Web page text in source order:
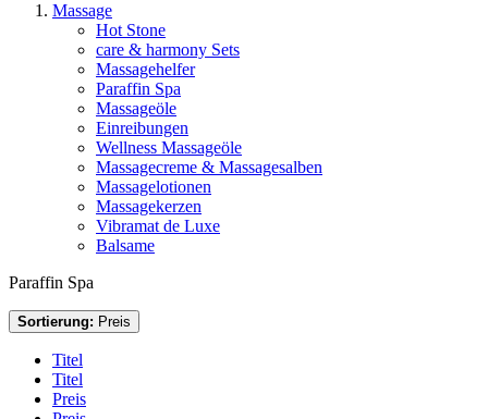
Massage
Hot Stone
care & harmony Sets
Massagehelfer
Paraffin Spa
Massageöle
Einreibungen
Wellness Massageöle
Massagecreme & Massagesalben
Massagelotionen
Massagekerzen
Vibramat de Luxe
Balsame
Paraffin Spa
Sortierung: Preis
Titel
Titel
Preis